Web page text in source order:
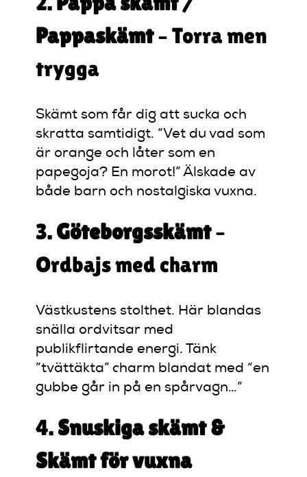
Pappaskämt– Torra men
trygga
Skämt som får dig att sucka och
skratta samtidigt. “Vet du vad som
är orange och låter som en
papegoja? En morot!” Älskade av
både barn och nostalgiska vuxna.
3.Göteborgsskämt–
Ordbajs med charm
Västkustens stolthet. Här blandas
snälla ordvitsar med
publikflirtande energi. Tänk
”tvättäkta” charm blandat med “en
gubbe går in på en spårvagn…”
4.Snuskiga skämt &
Skämt för vuxna